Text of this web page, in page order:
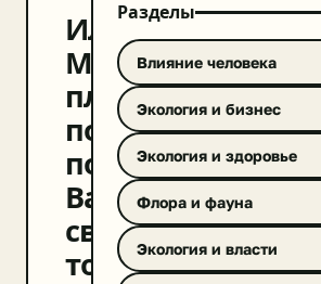
Илон
Маск
планирует
построить
под
Вашингтоном
сверхскоростной
тоннель
Разделы
Влияние человека
Экология и бизнес
Экология и здоровье
Флора и фауна
Экология и власти